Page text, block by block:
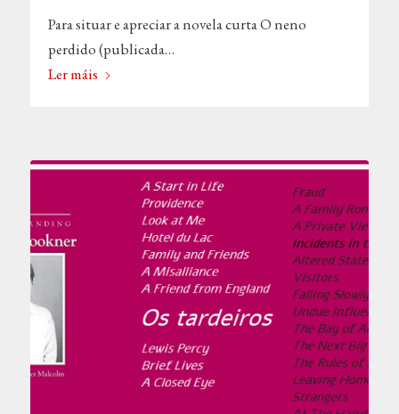
Para situar e apreciar a novela curta O neno
perdido (publicada…
Ler máis